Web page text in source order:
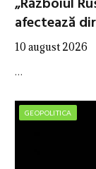
afectează
10 august 2026
…
GEOPOLITICA